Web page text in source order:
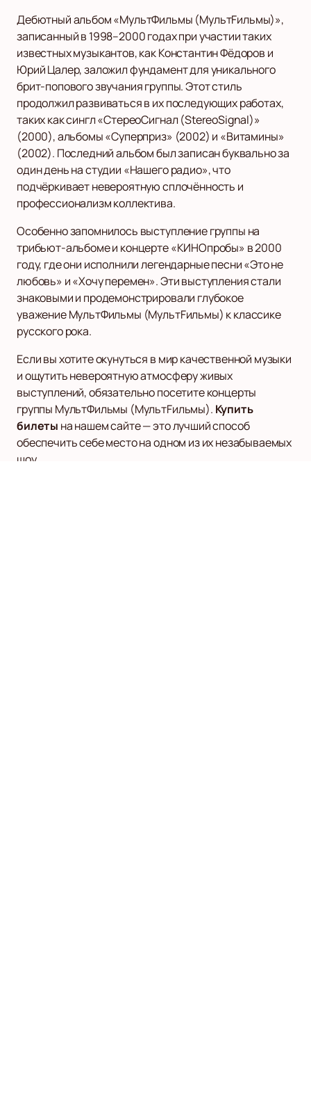
Дебютный альбом «МультФильмы (МультFильмы)»,
записанный в 1998–2000 годах при участии таких
известных музыкантов, как Константин Фёдоров и
Юрий Цалер, заложил фундамент для уникального
брит-попового звучания группы. Этот стиль
продолжил развиваться в их последующих работах,
таких как сингл «СтереоСигнал (StereoSignal)»
(2000), альбомы «Суперприз» (2002) и «Витамины»
(2002). Последний альбом был записан буквально за
один день на студии «Нашего радио», что
подчёркивает невероятную сплочённость и
профессионализм коллектива.
Особенно запомнилось выступление группы на
трибьют-альбоме и концерте «КИНОпробы» в 2000
году, где они исполнили легендарные песни «Это не
любовь» и «Хочу перемен». Эти выступления стали
знаковыми и продемонстрировали глубокое
уважение МультФильмы (МультFильмы) к классике
русского рока.
Если вы хотите окунуться в мир качественной музыки
и ощутить невероятную атмосферу живых
выступлений, обязательно посетите концерты
группы МультФильмы (МультFильмы). Купить
билеты на нашем сайте — это лучший способ
обеспечить себе место на одном из их незабываемых
шоу.